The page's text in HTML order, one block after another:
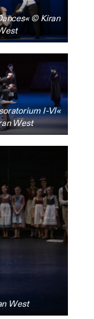
© Kiran
I-VI«
West
West